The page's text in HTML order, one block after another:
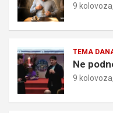
9
TEMA
Ne
9